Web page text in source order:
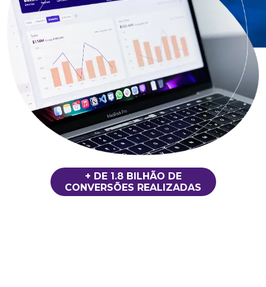
+ DE 1.8 BILHÃO DE
CONVERSÕES REALIZADAS